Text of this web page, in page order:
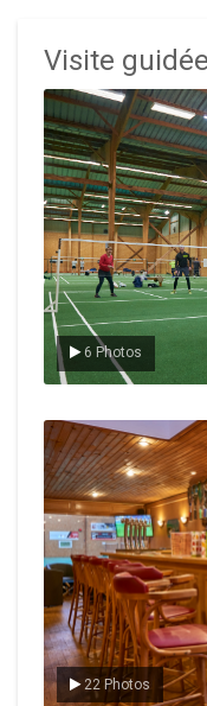
Visite guidée
6 Photos
Le badminton
22 Photos
Le Club